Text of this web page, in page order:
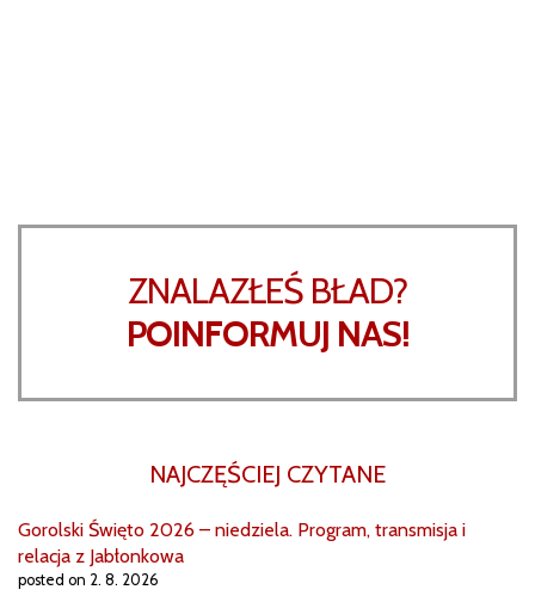
ZNALAZŁEŚ BŁAD?
POINFORMUJ NAS!
NAJCZĘŚCIEJ CZYTANE
Gorolski Święto 2026 – niedziela. Program, transmisja i
relacja z Jabłonkowa
posted on 2. 8. 2026